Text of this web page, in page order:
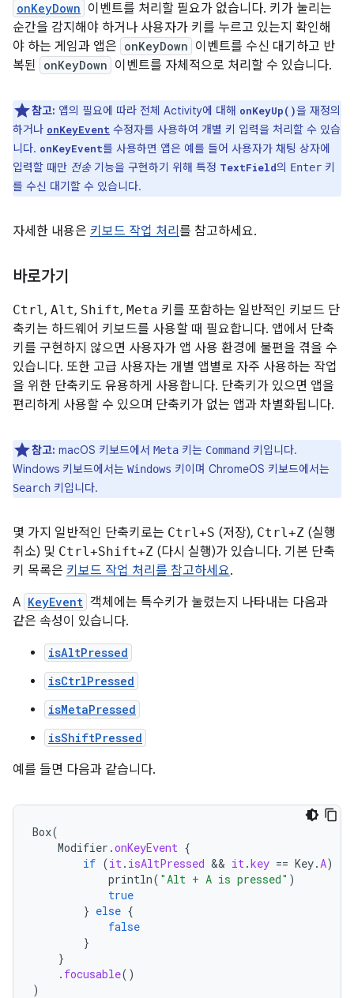
onKeyDown 이벤트를 처리할 필요가 없습니다. 키가 눌리는
순간을 감지해야 하거나 사용자가 키를 누르고 있는지 확인해
야 하는 게임과 앱은 onKeyDown 이벤트를 수신 대기하고 반
복된 onKeyDown 이벤트를 자체적으로 처리할 수 있습니다.
참고: 앱의 필요에 따라 전체 Activity에 대해 onKeyUp()을 재정의
하거나 onKeyEvent 수정자를 사용하여 개별 키 입력을 처리할 수 있습
니다. onKeyEvent를 사용하면 앱은 예를 들어 사용자가 채팅 상자에
입력할 때만 전송기능을 구현하기 위해 특정 TextField의 Enter 키
를 수신 대기할 수 있습니다.
자세한 내용은 키보드 작업 처리 를 참고하세요.
바로가기
Ctrl, Alt, Shift, Meta 키를 포함하는 일반적인 키보드 단
축키는 하드웨어 키보드를 사용할 때 필요합니다. 앱에서 단축
키를 구현하지 않으면 사용자가 앱 사용 환경에 불편을 겪을 수
있습니다. 또한 고급 사용자는 개별 앱별로 자주 사용하는 작업
을 위한 단축키도 유용하게 사용합니다. 단축키가 있으면 앱을
편리하게 사용할 수 있으며 단축키가 없는 앱과 차별화됩니다.
참고: macOS 키보드에서 Meta 키는 Command 키입니다.
Windows 키보드에서는 Windows 키이며 ChromeOS 키보드에서는
Search 키입니다.
몇 가지 일반적인 단축키로는 Ctrl+S (저장), Ctrl+Z (실행
취소) 및 Ctrl+Shift+Z (다시 실행)가 있습니다. 기본 단축
키 목록은 키보드 작업 처리를 참고하세요.
A KeyEvent 객체에는 특수키가 눌렸는지 나타내는 다음과
같은 속성이 있습니다.
isAltPressed
isCtrlPressed
isMetaPressed
isShiftPressed
예를 들면 다음과 같습니다.
Box(
Modifier .onKeyEvent {
if (it. isAltPressed && it.key == Key.A)
println( "Alt + A is pressed" )
true
} else {
false
}
}
. focusable()
)